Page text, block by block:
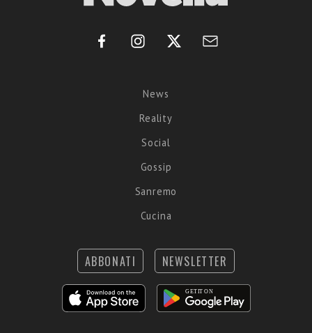
News
Reality
Social
Gossip
Sanremo
Cucina
ABBONATI NEWSLETTER